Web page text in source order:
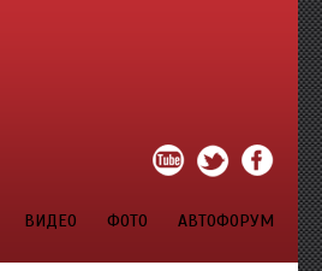
ВИДЕО ФОТО АВТОФОРУМ